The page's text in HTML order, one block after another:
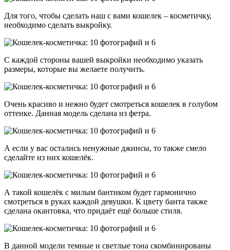
Для того, чтобы сделать наш с вами кошелек – косметичку,
необходимо сделать выкройку.
С каждой стороны вашей выкройки необходимо указать
размеры, которые вы желаете получить.
Очень красиво и нежно будет смотреться кошелек в голубом
оттенке. Данная модель сделана из фетра.
А если у вас остались ненужные джинсы, то также смело
сделайте из них кошелёк.
А такой кошелёк с милым бантиком будет гармонично
смотреться в руках каждой девушки. К цвету банта также
сделана окантовка, что придаёт ещё больше стиля.
В данной модели темные и светлые тона скомбинированы